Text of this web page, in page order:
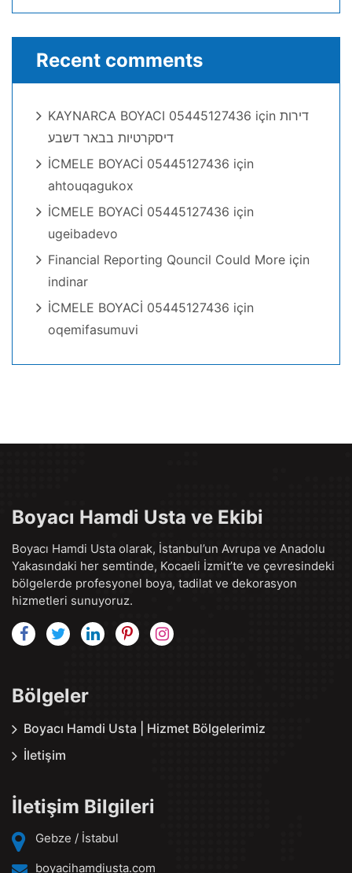
Recent comments
KAYNARCA BOYACI 05445127436 için דירות
דיסקרטיות בבאר דשבע
İCMELE BOYACİ 05445127436 için
ahtouqagukox
İCMELE BOYACİ 05445127436 için
ugeibadevo
Financial Reporting Qouncil Could More için
indinar
İCMELE BOYACİ 05445127436 için
oqemifasumuvi
Boyacı Hamdi Usta ve Ekibi
Boyacı Hamdi Usta olarak, İstanbul’un Avrupa ve Anadolu
Yakasındaki her semtinde, Kocaeli İzmit’te ve çevresindeki
bölgelerde profesyonel boya, tadilat ve dekorasyon
hizmetleri sunuyoruz.
Bölgeler
Boyacı Hamdi Usta | Hizmet Bölgelerimiz
İletişim
İletişim Bilgileri
Gebze / İstabul
boyacihamdiusta.com